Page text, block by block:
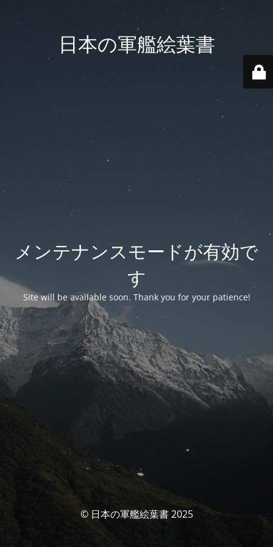
日本の軍艦絵葉書
メンテナンスモードが有効で
す
Site will be available soon. Thank you for your patience!
© 日本の軍艦絵葉書 2025